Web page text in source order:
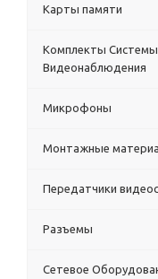
Карты памяти
Комплекты Системы
Видеонаблюдения
Микрофоны
Монтажные
Передатчики
Разъемы
Сетевое